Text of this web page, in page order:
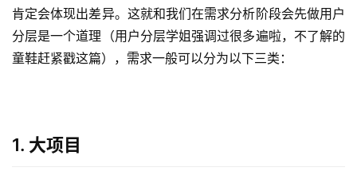
肯定会体现出差异。这就和我们在需求分析阶段会先做用户
分层是一个道理（用户分层学姐强调过很多遍啦，不了解的
童鞋赶紧戳这篇），需求一般可以分为以下三类：
1. 大项目